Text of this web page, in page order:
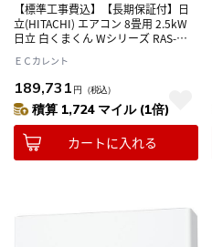
【標準工事費込】【長期保証付】日
立(HITACHI) エアコン 8畳用 2.5kW
日立 白くまくん Wシリーズ RAS-
100V
ＥＣカレント
189,731 円 （税込）
積算 1,724 マイル (1倍)
カートに入れる